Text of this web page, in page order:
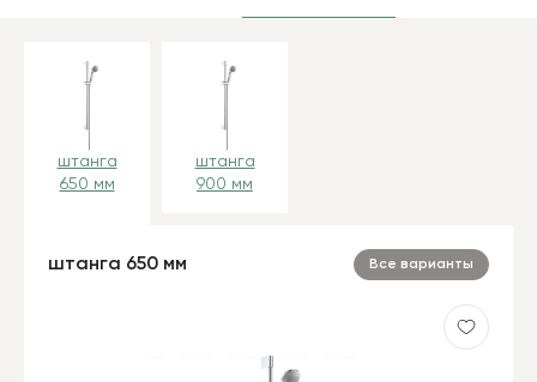
штанга
650 мм
штанга
900 мм
штанга 650 мм Все варианты